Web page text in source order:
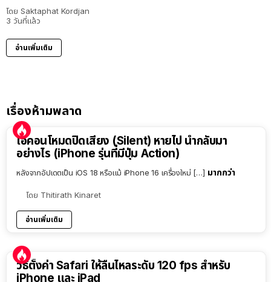
โดย Saktaphat Kordjan
3 วันที่แล้ว
อ่านเพิ่มเติม
เรื่องห้ามพลาด
ไอคอนโหมดปิดเสียง (Silent) หายไป นำกลับมา
อย่างไร (iPhone รุ่นที่มีปุ่ม Action)
หลังจากอัปเดตเป็น iOS 18 หรือแม้ iPhone 16 เครื่องใหม่ […] มากกว่า
โดย Thitirath Kinaret
อ่านเพิ่มเติม
วิธีตั้งค่า Safari ให้ลื่นไหลระดับ 120 fps สำหรับ
iPhone และ iPad